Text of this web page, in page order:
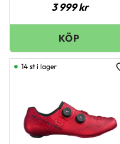
3 999kr
14 st i lager